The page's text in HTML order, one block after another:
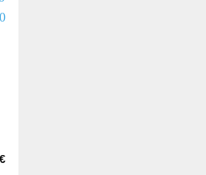
€